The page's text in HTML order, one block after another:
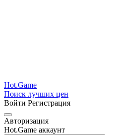
Hot.Game
Поиск лучших цен
Войти Регистрация
Авторизация
Hot.Game аккаунт